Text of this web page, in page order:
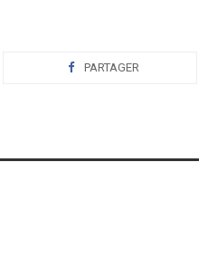
PARTAGER